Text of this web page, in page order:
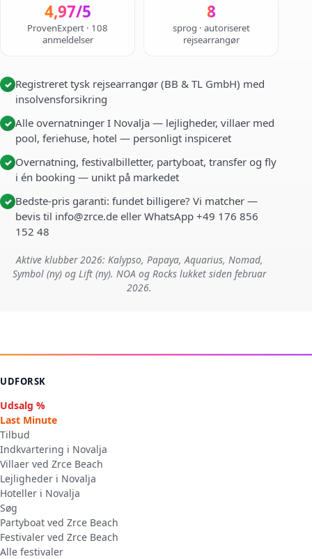
4,97/5
ProvenExpert · 108
anmeldelser
8
sprog · autoriseret
rejsearrangør
✓ Registreret tysk rejsearrangør (BB & TL GmbH) med
insolvensforsikring
✓ Alle overnatninger I Novalja — lejligheder, villaer med
pool, feriehuse, hotel — personligt inspiceret
✓ Overnatning, festivalbilletter, partyboat, transfer og fly
i én booking — unikt på markedet
✓ Bedste-pris garanti: fundet billigere? Vi matcher —
bevis til info@zrce.de eller WhatsApp +49 176 856
152 48
Aktive klubber 2026: Kalypso, Papaya, Aquarius, Nomad,
Symbol (ny) og Lift (ny). NOA og Rocks lukket siden februar
2026.
UDFORSK
Udsalg %
Last Minute
Tilbud
Indkvartering i Novalja
Villaer ved Zrce Beach
Lejligheder i Novalja
Hoteller i Novalja
Søg
Partyboat ved Zrce Beach
Festivaler ved Zrce Beach
Alle festivaler